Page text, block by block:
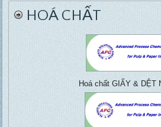
Machine
Writing, packing,
coating, tissue...
Pulp & paper,
treatment, ....
HOÁ CHẤT
Hoá chất GIẤY & DỆT